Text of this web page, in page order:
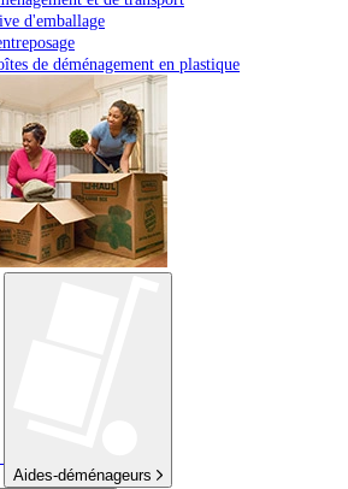
d'emballage
de déménagement en plastique
Aides-déménageurs